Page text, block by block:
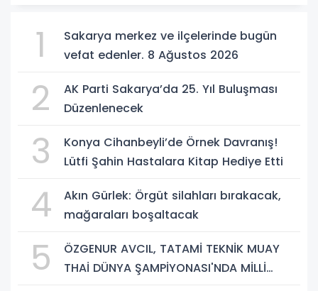
1
Sakarya merkez ve ilçelerinde bugün
vefat edenler. 8 Ağustos 2026
2
AK Parti Sakarya’da 25. Yıl Buluşması
Düzenlenecek
3
Konya Cihanbeyli’de Örnek Davranış!
Lütfi Şahin Hastalara Kitap Hediye Etti
4
Akın Gürlek: Örgüt silahları bırakacak,
mağaraları boşaltacak
5
ÖZGENUR AVCIL, TATAMİ TEKNİK MUAY
THAİ DÜNYA ŞAMPİYONASI'NDA MİLLİ